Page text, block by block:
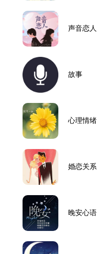
声音恋人
故事
心理情绪
婚恋关系
晚安心语